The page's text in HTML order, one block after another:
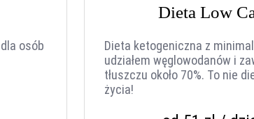
osób
Dieta Low
Dieta ketogeniczna z
udziałem węglowodanów i
tłuszczu około 70%. To nie
życia!